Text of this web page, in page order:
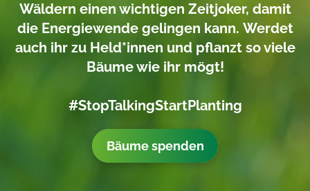
Wäldern einen wichtigen Zeitjoker, damit
die Energiewende gelingen kann. Werdet
auch ihr zu Held*innen und pflanzt so viele
Bäume wie ihr mögt!
#StopTalkingStartPlanting
Bäume spenden